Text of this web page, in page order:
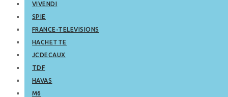
VIVENDI
SPIE
FRANCE-TELEVISIONS
HACHETTE
JCDECAUX
TDF
HAVAS
M6